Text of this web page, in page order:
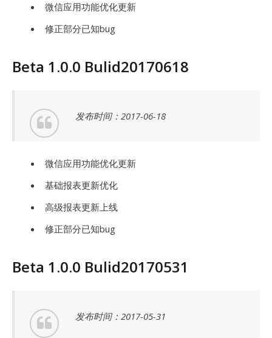
微信应用功能优化更新
修正部分已知bug
Beta 1.0.0 Bulid20170618
发布时间：2017-06-18
微信应用功能优化更新
基础报表更新优化
高级报表更新上线
修正部分已知bug
Beta 1.0.0 Bulid20170531
发布时间：2017-05-31